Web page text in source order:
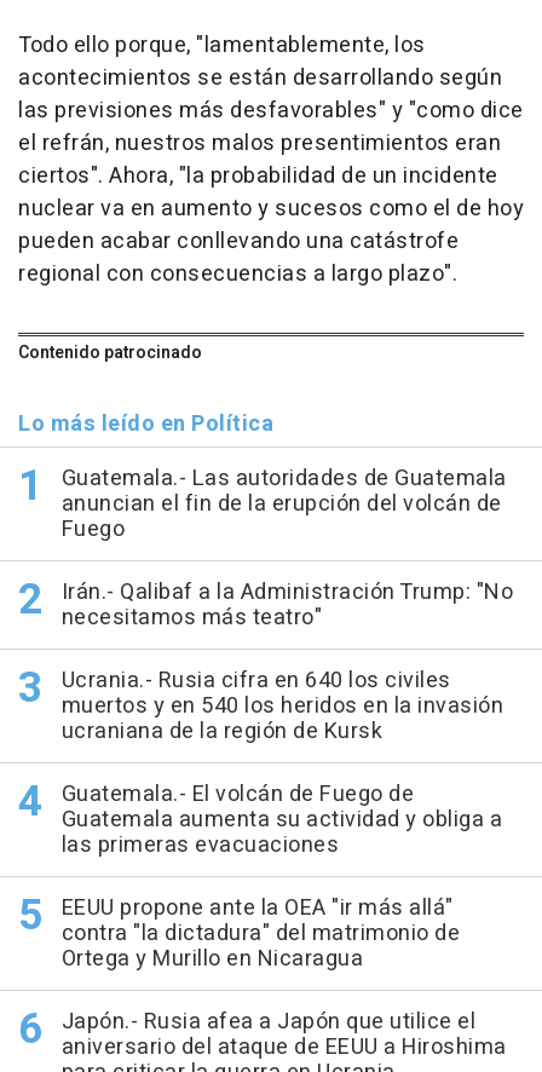
Todo ello porque, "lamentablemente, los
acontecimientos se están desarrollando según
las previsiones más desfavorables" y "como dice
el refrán, nuestros malos presentimientos eran
ciertos". Ahora, "la probabilidad de un incidente
nuclear va en aumento y sucesos como el de hoy
pueden acabar conllevando una catástrofe
regional con consecuencias a largo plazo".
Contenido patrocinado
Lo más leído en Política
Guatemala.- Las autoridades de Guatemala
anuncian el fin de la erupción del volcán de
Fuego
Irán.- Qalibaf a la Administración Trump: "No
necesitamos más teatro"
Ucrania.- Rusia cifra en 640 los civiles
muertos y en 540 los heridos en la invasión
ucraniana de la región de Kursk
Guatemala.- El volcán de Fuego de
Guatemala aumenta su actividad y obliga a
las primeras evacuaciones
EEUU propone ante la OEA "ir más allá"
contra "la dictadura" del matrimonio de
Ortega y Murillo en Nicaragua
Japón.- Rusia afea a Japón que utilice el
aniversario del ataque de EEUU a Hiroshima